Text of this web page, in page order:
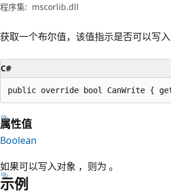
程序集: mscorlib.dll
获取一个布尔值，该值指示是否可以写入
C#
public override bool CanWrite {
属性值
Boolean
如果可以写入对象 ，则为 。
示例